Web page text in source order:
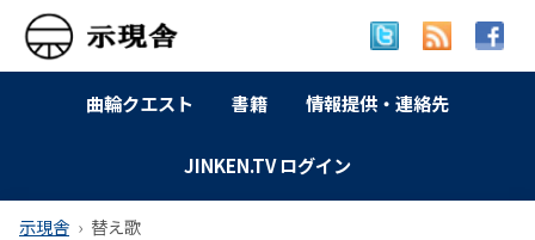
曲輪クエスト 書籍 情報提供・連絡先
JINKEN.TV ログイン
示現舎 替え歌